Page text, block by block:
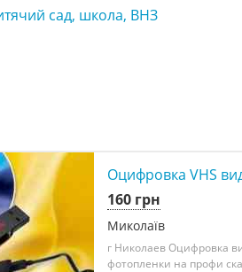
сад, школа, ВНЗ
Оцифровка VHS
160 грн
Миколаїв
г Николаев Оцифровка
фотопленки на профи